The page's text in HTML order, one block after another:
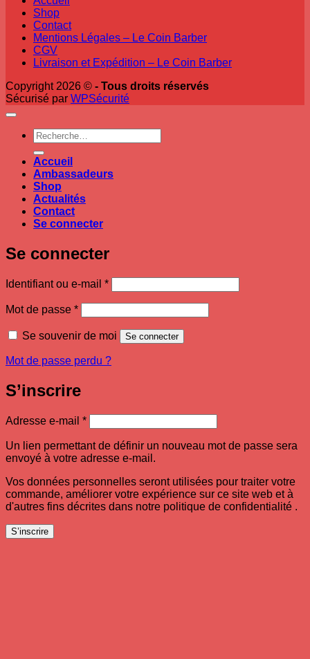
Shop
Contact
Mentions Légales – Le Coin Barber
CGV
Livraison et Expédition – Le Coin Barber
Copyright 2026 © - Tous droits réservés
Sécurisé par WPSécurité
Recherche
pour :
Accueil
Ambassadeurs
Shop
Actualités
Contact
Se connecter
Se connecter
Identifiant ou e-mail *Obligatoire
Mot de passe *Obligatoire
Se souvenir de moi Se connecter
Mot de passe perdu ?
S’inscrire
Adresse e-mail *Obligatoire
Un lien permettant de définir un nouveau mot de passe sera
envoyé à votre adresse e-mail.
Vos données personnelles seront utilisées pour traiter votre
commande, améliorer votre expérience sur ce site web et à
d'autres fins décrites dans notre politique de confidentialité .
S’inscrire